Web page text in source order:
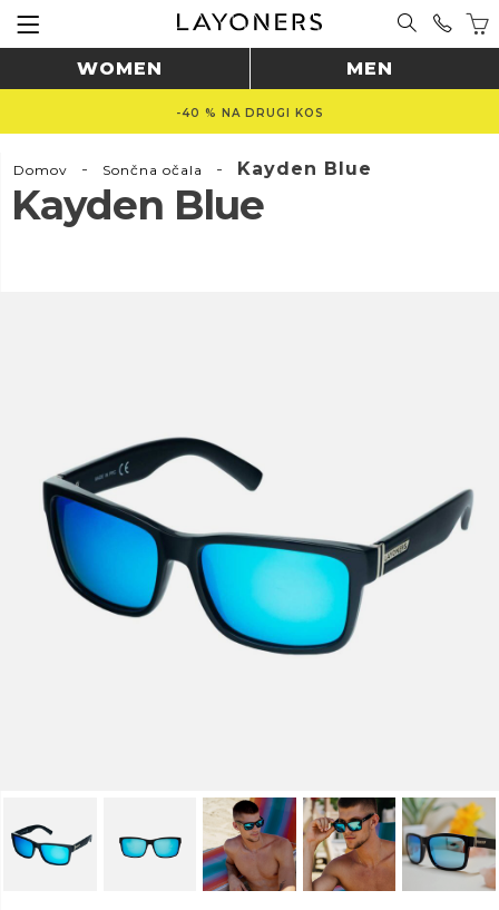
WOMEN MEN
-40 % NA DRUGI KOS
Domov - Sončna očala - Kayden Blue
Kayden Blue